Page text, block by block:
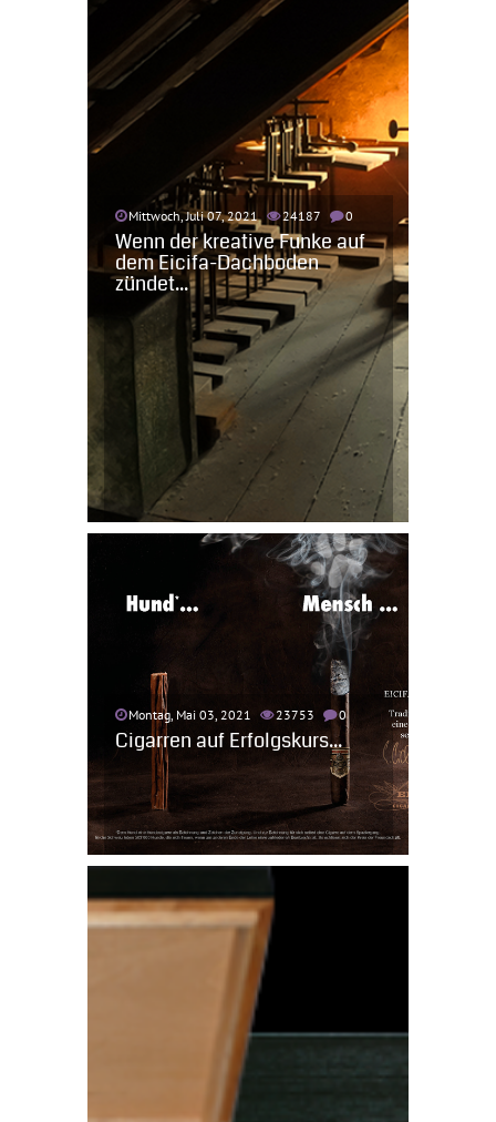
Mittwoch, Juli 07, 2021 24187 0
Wenn der kreative Funke auf
dem Eicifa-Dachboden
zündet...
Montag, Mai 03, 2021 23753 0
Cigarren auf Erfolgskurs...